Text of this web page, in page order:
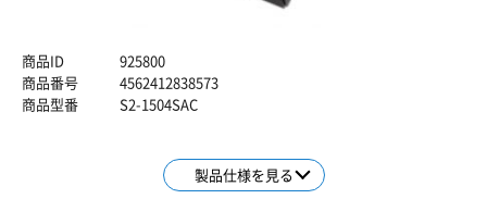
商品ID
925800
商品番号
4562412838573
商品型番
S2-1504SAC
製品仕様を見る